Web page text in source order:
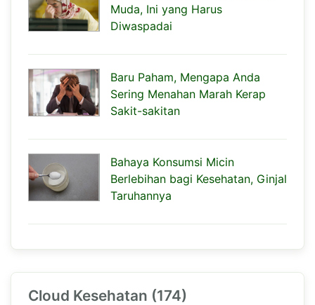
Muda, Ini yang Harus
Diwaspadai
Baru Paham, Mengapa Anda
Sering Menahan Marah Kerap
Sakit-sakitan
Bahaya Konsumsi Micin
Berlebihan bagi Kesehatan, Ginjal
Taruhannya
Cloud Kesehatan (174)